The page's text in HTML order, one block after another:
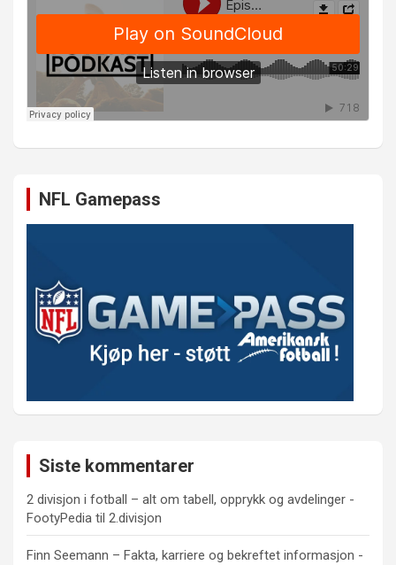
NFL Gamepass
Siste kommentarer
2 divisjon i fotball – alt om tabell, opprykk og avdelinger -
FootyPedia til 2.divisjon
Finn Seemann – Fakta, karriere og bekreftet informasjon -